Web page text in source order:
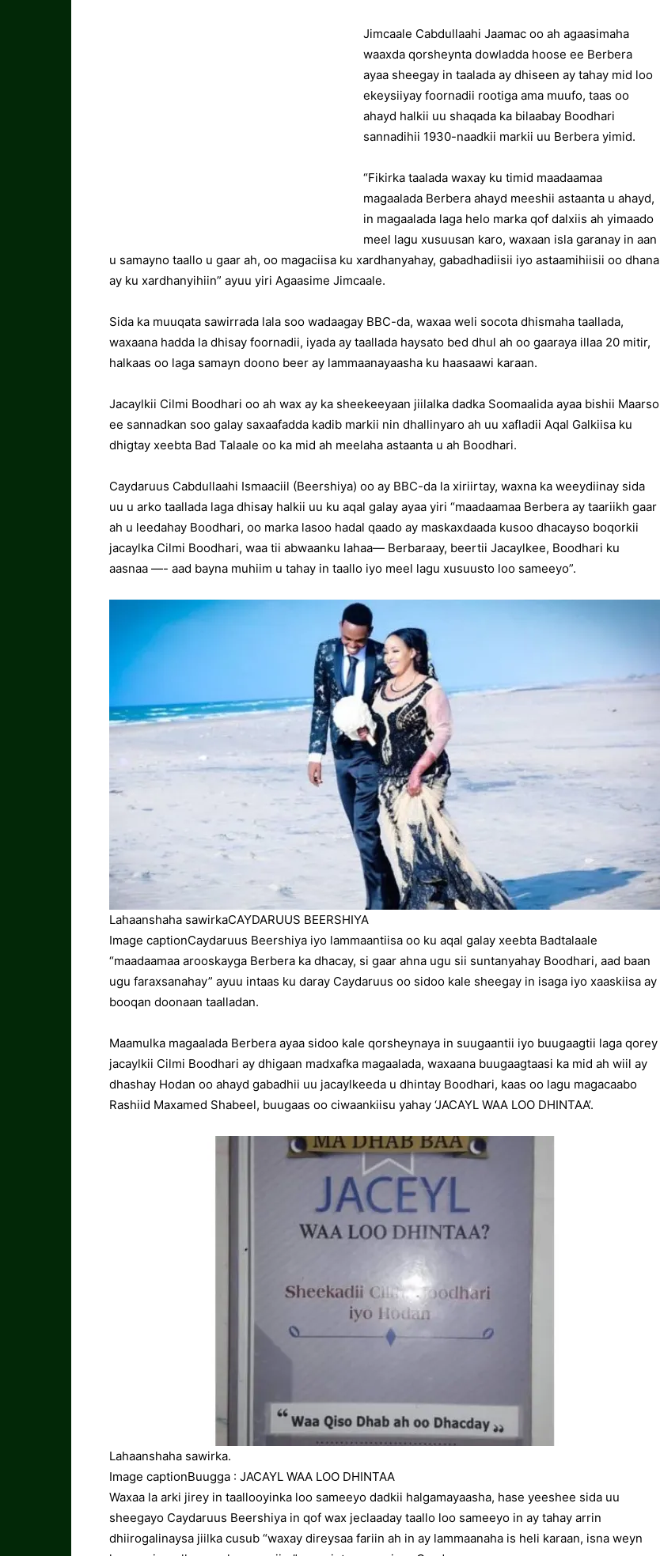
Jimcaale Cabdullaahi Jaamac oo ah agaasimaha
waaxda qorsheynta dowladda hoose ee Berbera
ayaa sheegay in taalada ay dhiseen ay tahay mid loo
ekeysiiyay foornadii rootiga ama muufo, taas oo
ahayd halkii uu shaqada ka bilaabay Boodhari
sannadihii 1930-naadkii markii uu Berbera yimid.
“Fikirka taalada waxay ku timid maadaamaa
magaalada Berbera ahayd meeshii astaanta u ahayd,
in magaalada laga helo marka qof dalxiis ah yimaado
meel lagu xusuusan karo, waxaan isla garanay in aan
u samayno taallo u gaar ah, oo magaciisa ku xardhanyahay, gabadhadiisii iyo astaamihiisii oo dhana
ay ku xardhanyihiin” ayuu yiri Agaasime Jimcaale.
Sida ka muuqata sawirrada lala soo wadaagay BBC-da, waxaa weli socota dhismaha taallada,
waxaana hadda la dhisay foornadii, iyada ay taallada haysato bed dhul ah oo gaaraya illaa 20 mitir,
halkaas oo laga samayn doono beer ay lammaanayaasha ku haasaawi karaan.
Jacaylkii Cilmi Boodhari oo ah wax ay ka sheekeeyaan jiilalka dadka Soomaalida ayaa bishii Maarso
ee sannadkan soo galay saxaafadda kadib markii nin dhallinyaro ah uu xafladii Aqal Galkiisa ku
dhigtay xeebta Bad Talaale oo ka mid ah meelaha astaanta u ah Boodhari.
Caydaruus Cabdullaahi Ismaaciil (Beershiya) oo ay BBC-da la xiriirtay, waxna ka weeydiinay sida
uu u arko taallada laga dhisay halkii uu ku aqal galay ayaa yiri “maadaamaa Berbera ay taariikh gaar
ah u leedahay Boodhari, oo marka lasoo hadal qaado ay maskaxdaada kusoo dhacayso boqorkii
jacaylka Cilmi Boodhari, waa tii abwaanku lahaa— Berbaraay, beertii Jacaylkee, Boodhari ku
aasnaa —- aad bayna muhiim u tahay in taallo iyo meel lagu xusuusto loo sameeyo”.
Lahaanshaha sawirkaCAYDARUUS BEERSHIYA
Image captionCaydaruus Beershiya iyo lammaantiisa oo ku aqal galay xeebta Badtalaale
“maadaamaa arooskayga Berbera ka dhacay, si gaar ahna ugu sii suntanyahay Boodhari, aad baan
ugu faraxsanahay” ayuu intaas ku daray Caydaruus oo sidoo kale sheegay in isaga iyo xaaskiisa ay
booqan doonaan taalladan.
Maamulka magaalada Berbera ayaa sidoo kale qorsheynaya in suugaantii iyo buugaagtii laga qorey
jacaylkii Cilmi Boodhari ay dhigaan madxafka magaalada, waxaana buugaagtaasi ka mid ah wiil ay
dhashay Hodan oo ahayd gabadhii uu jacaylkeeda u dhintay Boodhari, kaas oo lagu magacaabo
Rashiid Maxamed Shabeel, buugaas oo ciwaankiisu yahay ‘JACAYL WAA LOO DHINTAA’.
Lahaanshaha sawirka.
Image captionBuugga : JACAYL WAA LOO DHINTAA
Waxaa la arki jirey in taallooyinka loo sameeyo dadkii halgamayaasha, hase yeeshee sida uu
sheegayo Caydaruus Beershiya in qof wax jeclaaday taallo loo sameeyo in ay tahay arrin
dhiirogalinaysa jiilka cusub “waxay direysaa fariin ah in ay lammaanaha is heli karaan, isna weyn